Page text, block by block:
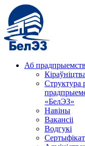
Аб
Кіраўніцтва
Структура
«БелЭЗ»
Навіны
Вакансіі
Водгукі